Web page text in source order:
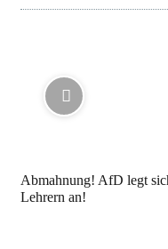
Abmahnung! AfD legt
Lehrern an!